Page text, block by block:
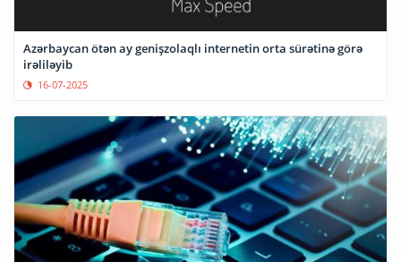
Azərbaycan ötən ay genişzolaqlı internetin orta sürətinə görə
irəliləyib
16-07-2025